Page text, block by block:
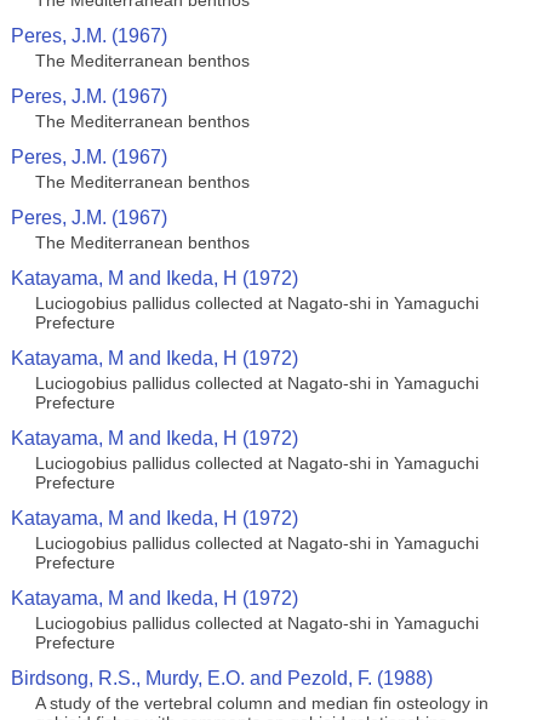
Peres, J.M. (1967)
The Mediterranean benthos
Peres, J.M. (1967)
The Mediterranean benthos
Peres, J.M. (1967)
The Mediterranean benthos
Peres, J.M. (1967)
The Mediterranean benthos
Katayama, M and Ikeda, H (1972)
Luciogobius pallidus collected at Nagato-shi in Yamaguchi
Prefecture
Katayama, M and Ikeda, H (1972)
Luciogobius pallidus collected at Nagato-shi in Yamaguchi
Prefecture
Katayama, M and Ikeda, H (1972)
Luciogobius pallidus collected at Nagato-shi in Yamaguchi
Prefecture
Katayama, M and Ikeda, H (1972)
Luciogobius pallidus collected at Nagato-shi in Yamaguchi
Prefecture
Katayama, M and Ikeda, H (1972)
Luciogobius pallidus collected at Nagato-shi in Yamaguchi
Prefecture
Birdsong, R.S., Murdy, E.O. and Pezold, F. (1988)
A study of the vertebral column and median fin osteology in